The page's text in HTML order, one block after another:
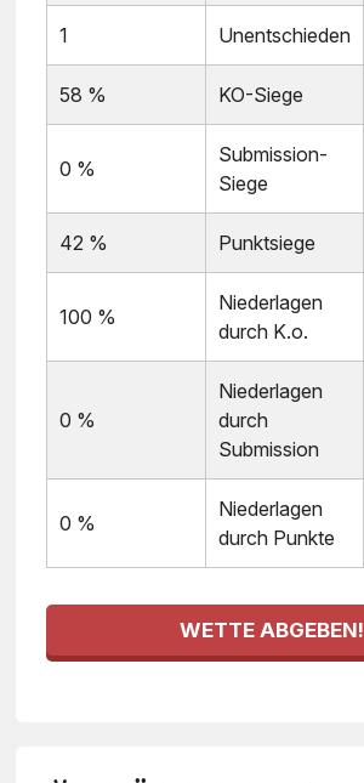
1 Unentschieden
58 % KO-Siege
0 %
Submission-
Siege
42 % Punktsiege
100 %
Niederlagen
durch K.o.
0 %
Niederlagen
durch
Submission
0 %
Niederlagen
durch Punkte
WETTE ABGEBEN!